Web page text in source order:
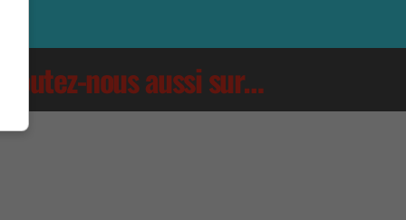
Écoutez-nous aussi sur…